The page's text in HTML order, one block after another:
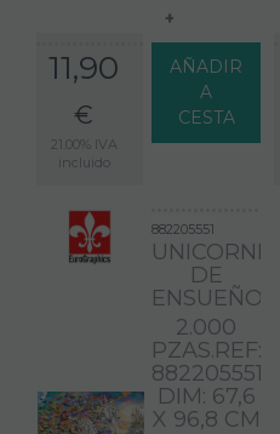
11,90
€
21.00% IVA
incluido
+
AÑADIR
A
CESTA
882205551
UNICORNIO
DE
ENSUEÑO
2.000
PZAS.REF:
882205551.
DIM: 67,6
X 96,8 CM